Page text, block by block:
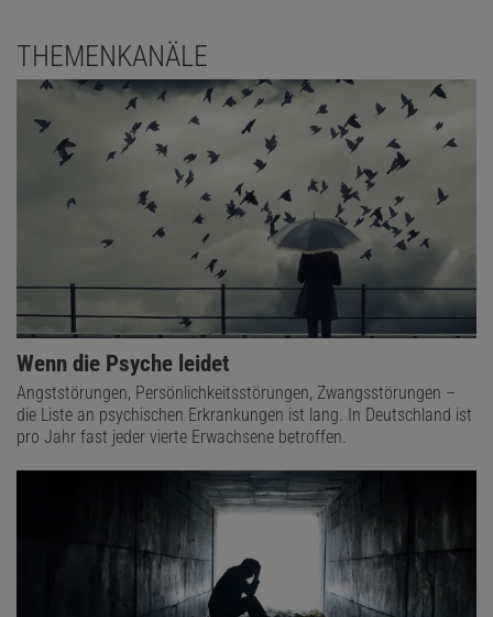
THEMENKANÄLE
Wenn die Psyche leidet
Angststörungen, Persönlichkeitsstörungen, Zwangsstörungen –
die Liste an psychischen Erkrankungen ist lang. In Deutschland ist
pro Jahr fast jeder vierte Erwachsene betroffen.